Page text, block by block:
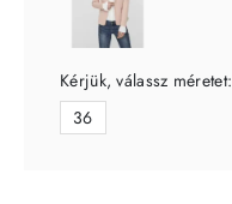
Kérjük, válassz méretet:
36